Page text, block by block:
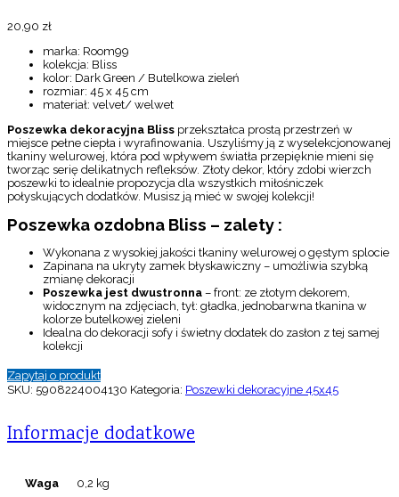
20,90 zł
marka: Room99
kolekcja: Bliss
kolor: Dark Green / Butelkowa zieleń
rozmiar: 45 x 45 cm
materiał: velvet/ welwet
Poszewka dekoracyjna Bliss przekształca prostą przestrzeń w
miejsce pełne ciepła i wyrafinowania. Uszyliśmy ją z wyselekcjonowanej
tkaniny welurowej, która pod wpływem światła przepięknie mieni się
tworząc serię delikatnych refleksów. Złoty dekor, który zdobi wierzch
poszewki to idealnie propozycja dla wszystkich miłośniczek
połyskujących dodatków. Musisz ją mieć w swojej kolekcji!
Poszewka ozdobna Bliss – zalety :
Wykonana z wysokiej jakości tkaniny welurowej o gęstym splocie
Zapinana na ukryty zamek błyskawiczny – umożliwia szybką
zmianę dekoracji
Poszewka jest dwustronna – front: ze złotym dekorem,
widocznym na zdjęciach, tył: gładka, jednobarwna tkanina w
kolorze butelkowej zieleni
Idealna do dekoracji sofy i świetny dodatek do zasłon z tej samej
kolekcji
Zapytaj o produkt
SKU: 5908224004130 Kategoria: Poszewki dekoracyjne 45x45
Informacje dodatkowe
Waga 0,2 kg